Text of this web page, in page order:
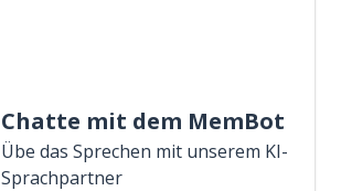
Chatte mit dem MemBot
Übe das Sprechen mit unserem KI-
Sprachpartner